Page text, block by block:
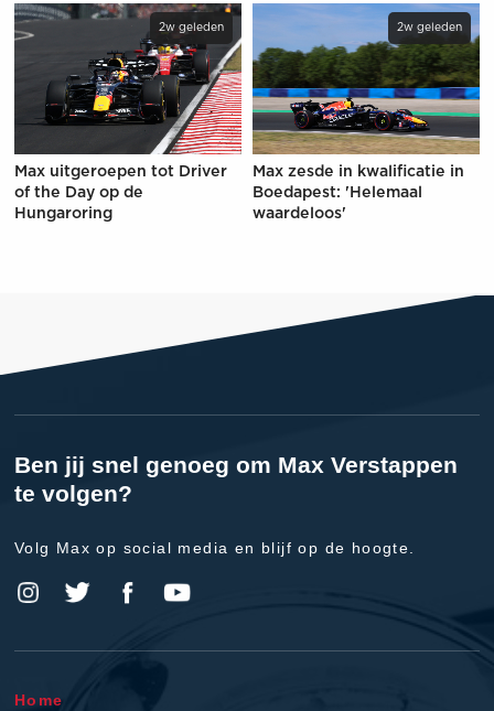
2w geleden
Max uitgeroepen tot Driver
of the Day op de
Hungaroring
2w geleden
Max zesde in kwalificatie in
Boedapest: 'Helemaal
waardeloos'
Ben jij snel genoeg om Max Verstappen
te volgen?
Volg Max op social media en blijf op de hoogte.
Home